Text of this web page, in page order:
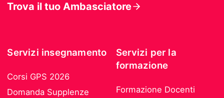
Trova il tuo Ambasciatore
Servizi insegnamento
Corsi GPS 2026
Domanda Supplenze
Servizi per la
formazione
Formazione Docenti